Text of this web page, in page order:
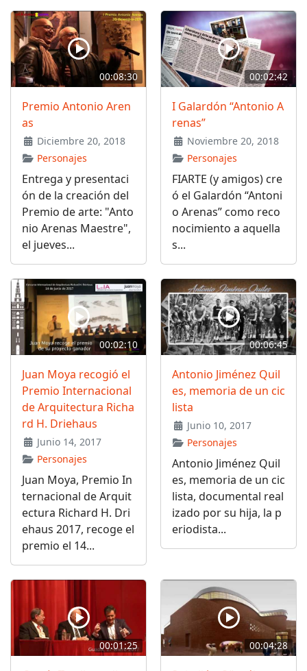
00:08:30
Premio Antonio Aren
as
Diciembre 20, 2018
Personajes
Entrega y presentaci
ón de la creación del
Premio de arte: "Anto
nio Arenas Maestre",
el jueves...
00:02:42
I Galardón “Antonio A
renas”
Noviembre 20, 2018
Personajes
FIARTE (y amigos) cre
ó el Galardón “Antoni
o Arenas” como reco
nocimiento a aquella
s...
00:02:10
Juan Moya recogió el
Premio Internacional
de Arquitectura Richa
rd H. Driehaus
Junio 14, 2017
Personajes
Juan Moya, Premio In
ternacional de Arquit
ectura Richard H. Dri
ehaus 2017, recoge el
premio el 14...
00:06:45
Antonio Jiménez Quil
es, memoria de un cic
lista
Junio 10, 2017
Personajes
Antonio Jiménez Quil
es, memoria de un cic
lista, documental real
izado por su hija, la p
eriodista...
00:01:25 00:04:28